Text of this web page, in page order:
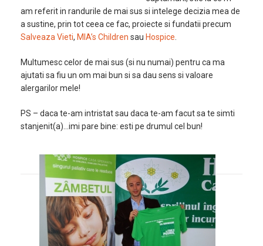
am referit in randurile de mai sus si intelege decizia mea de
a sustine, prin tot ceea ce fac, proiecte si fundatii precum
Salveaza Vieti, MIA’s Children sau Hospice
Multumesc celor de mai sus (si nu numai) pentru ca ma
ajutati sa fiu un om mai bun si sa dau sens si valoare
alergarilor mele!
PS – daca te-am intristat sau daca te-am facut sa te simti
stanjenit(a)…imi pare bine: esti pe drumul cel bun!